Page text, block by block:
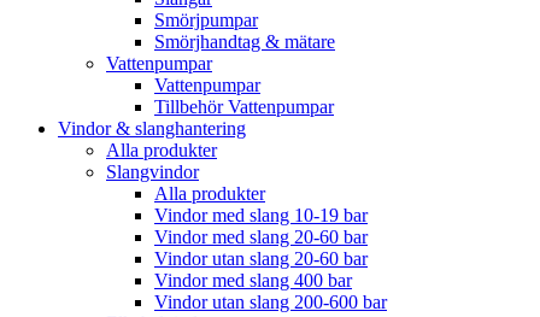
Smörjpumpar
Smörjhandtag & mätare
Vattenpumpar
Vattenpumpar
Tillbehör Vattenpumpar
Vindor & slanghantering
Alla produkter
Slangvindor
Alla produkter
Vindor med slang 10-19 bar
Vindor med slang 20-60 bar
Vindor utan slang 20-60 bar
Vindor med slang 400 bar
Vindor utan slang 200-600 bar